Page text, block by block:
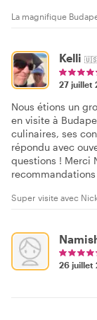
La magnifique
Kelli
27 juillet
Nous étions un
en visite à
culinaires, ses
répondu avec
questions ! Merci
Super visite avec
26 juillet